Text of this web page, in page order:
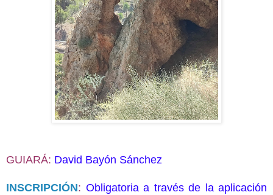
GUIARÁ: David Bayón Sánchez
INSCRIPCIÓN: Obligatoria a través de la aplicación